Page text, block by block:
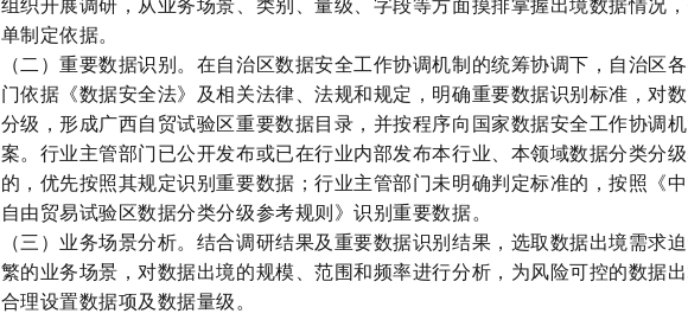
组织开展调研，从业务场景、类别、量级、字段等方面摸排掌握出境数据情况
单制定依据。
（二）重要数据识别。在自治区数据安全工作协调机制的统筹协调下，自治区
门依据《数据安全法》及相关法律、法规和规定，明确重要数据识别标准，对
分级，形成广西自贸试验区重要数据目录，并按程序向国家数据安全工作协调
案。行业主管部门已公开发布或已在行业内部发布本行业、本领域数据分类分
的，优先按照其规定识别重要数据；行业主管部门未明确判定标准的，按照《中
自由贸易试验区数据分类分级参考规则》识别重要数据。
（三）业务场景分析。结合调研结果及重要数据识别结果，选取数据出境需求
繁的业务场景，对数据出境的规模、范围和频率进行分析，为风险可控的数据
合理设置数据项及数据量级。